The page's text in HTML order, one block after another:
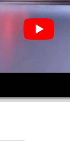
BORDADO
MÁQUINA
BORRACHA
MÁQUINA
COURO